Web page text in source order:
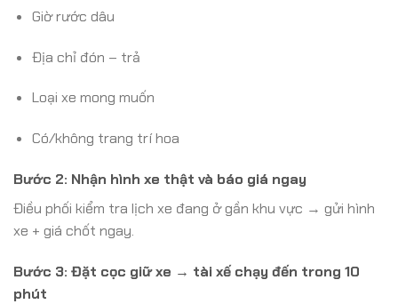
Giờ rước dâu
Địa chỉ đón – trả
Loại xe mong muốn
Có/không trang trí hoa
Bước 2: Nhận hình xe thật và báo giá ngay
Điều phối kiểm tra lịch xe đang ở gần khu vực → gửi hình
xe + giá chốt ngay.
Bước 3: Đặt cọc giữ xe → tài xế chạy đến trong 10
phút